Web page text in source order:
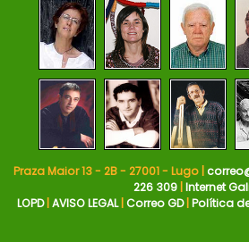
Praza Maior 13 - 2B - 27001 - Lugo |
226 309| Internet
LOPD| AVISO LEGAL| Correo GD| Política